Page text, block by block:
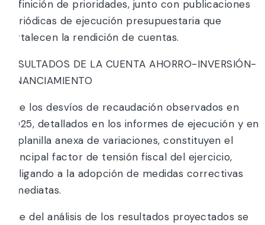
definición de prioridades, junto con publicaciones
periódicas de ejecución presupuestaria que
fortalecen la rendición de cuentas.
RESULTADOS DE LA CUENTA AHORRO-INVERSIÓN-
FINANCIAMIENTO
Que los desvíos de recaudación observados en
2.025, detallados en los informes de ejecución y en
la planilla anexa de variaciones, constituyen el
principal factor de tensión fiscal del ejercicio,
obligando a la adopción de medidas correctivas
inmediatas.
Que del análisis de los resultados proyectados se